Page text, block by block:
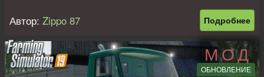
Родные звуки.
Рабочая приборная панель.
Рабочие зеркала.
Лог чист.
Подробнее
Автор: Zippo 87
МОД
ОБНОВЛЕНИЕ